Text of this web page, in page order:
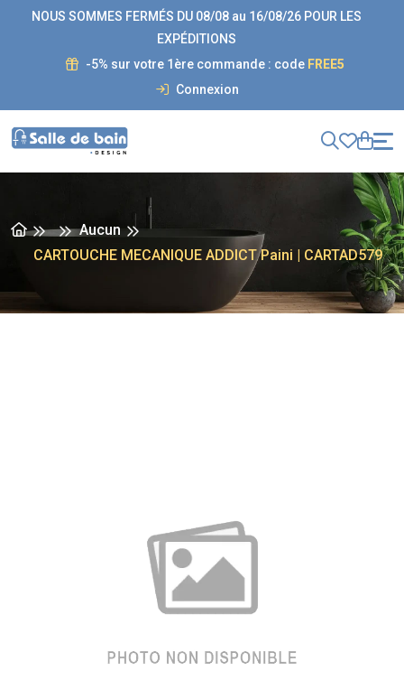
NOUS SOMMES FERMÉS DU 08/08 au 16/08/26 POUR LES
EXPÉDITIONS
-5% sur votre 1ère commande : code FREE5
Connexion
Aucun
CARTOUCHE MECANIQUE ADDICT Paini | CARTAD579